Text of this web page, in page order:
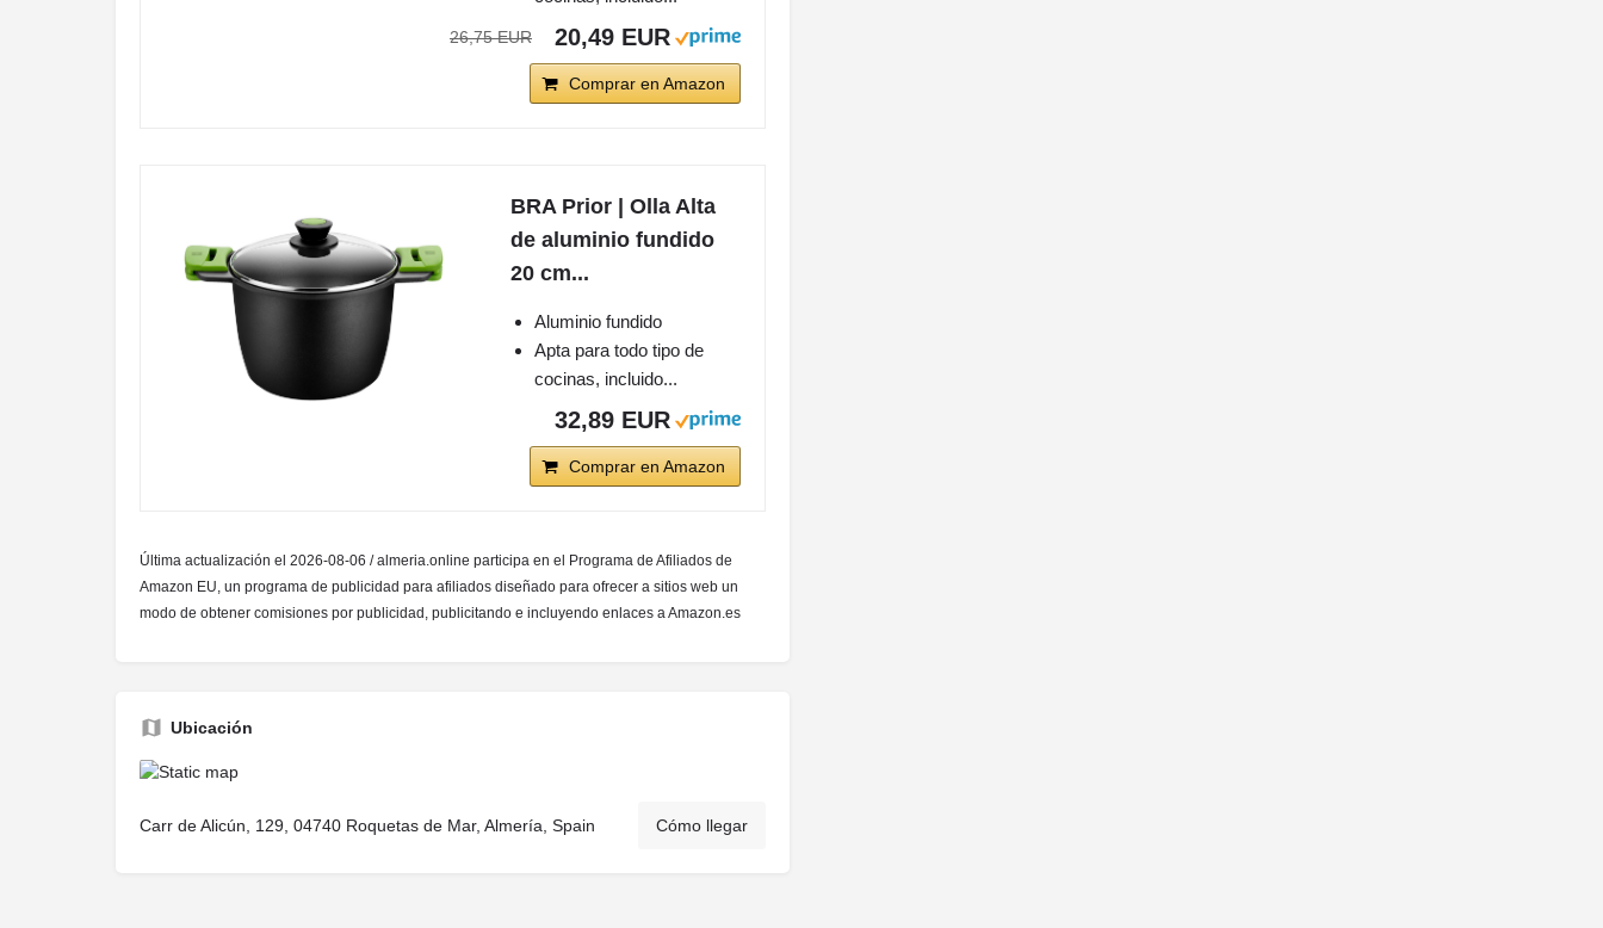
26,75 EUR 20,49 EUR
Comprar en Amazon
BRA Prior | Olla Alta
de aluminio fundido
20 cm...
Aluminio fundido
Apta para todo tipo de
cocinas, incluido...
32,89 EUR
Comprar en Amazon
Última actualización el 2026-08-06 / almeria.online participa en el Programa de Afiliados de
Amazon EU, un programa de publicidad para afiliados diseñado para ofrecer a sitios web un
modo de obtener comisiones por publicidad, publicitando e incluyendo enlaces a Amazon.es
Ubicación
Carr de Alicún, 129, 04740 Roquetas de Mar, Almería, Spain Cómo llegar